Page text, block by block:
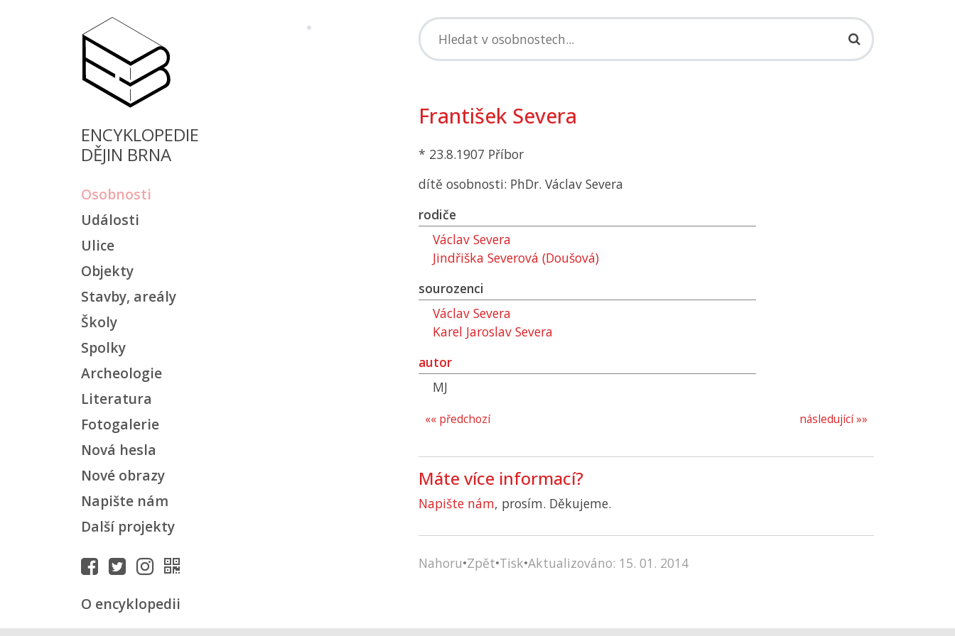
ENCYKLOPEDIE
DĚJIN BRNA
Osobnosti
Události
Ulice
Objekty
Stavby, areály
Školy
Spolky
Archeologie
Literatura
Fotogalerie
Nová hesla
Nové obrazy
Napište nám
Další projekty
O encyklopedii
František Severa
* 23.8.1907 Příbor
dítě osobnosti: PhDr. Václav Severa
rodiče
Václav Severa
Jindřiška Severová (Doušová)
sourozenci
Václav Severa
Karel Jaroslav Severa
autor
MJ
následující »»
«« předchozí
Máte více informací?
Napište nám, prosím. Děkujeme.
Nahoru•Zpět•Tisk•Aktualizováno: 15. 01. 2014